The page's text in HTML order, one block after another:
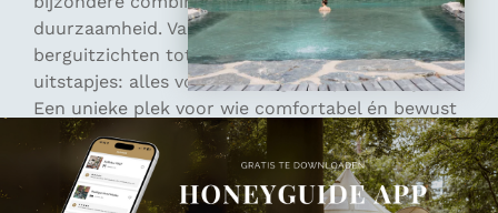
duurzaamheid. Van privéwellness en prachtige
berguitzichten tot lokale gerechten en actieve
uitstapjes: alles voelt verzorgd en persoonlijk.
Een unieke plek voor wie comfortabel én bewust
wil overnachten in de prachtige Oostenrijkse
bergen.